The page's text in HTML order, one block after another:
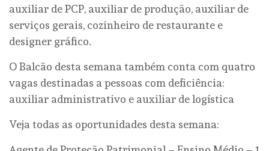
auxiliar de PCP, auxiliar de produção, auxiliar de
serviços gerais, cozinheiro de restaurante e
designer gráfico.
O Balcão desta semana também conta com quatro
vagas destinadas a pessoas com deficiência:
auxiliar administrativo e auxiliar de logística
Veja todas as oportunidades desta semana: